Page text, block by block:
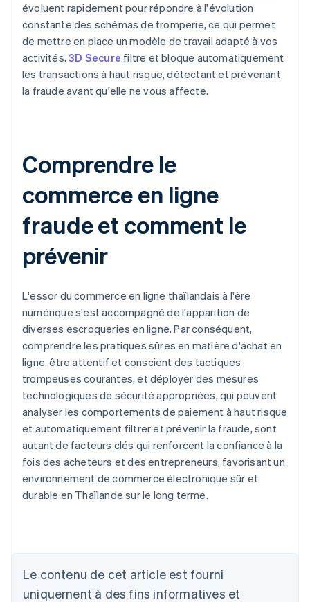
évoluent rapidement pour répondre à l'évolution
constante des schémas de tromperie, ce qui permet
de mettre en place un modèle de travail adapté à vos
activités.3D Secure filtre et bloque automatiquement
les transactions à haut risque, détectant et prévenant
la fraude avant qu'elle ne vous affecte.
Comprendre le
commerce en ligne
fraude et comment le
prévenir
L'essor du commerce en ligne thaïlandais à l'ère
numérique s'est accompagné de l'apparition de
diverses escroqueries en ligne. Par conséquent,
comprendre les pratiques sûres en matière d'achat en
ligne, être attentif et conscient des tactiques
trompeuses courantes, et déployer des mesures
technologiques de sécurité appropriées, qui peuvent
analyser les comportements de paiement à haut risque
et automatiquement filtrer et prévenir la fraude, sont
autant de facteurs clés qui renforcent la confiance à la
fois des acheteurs et des entrepreneurs, favorisant un
environnement de commerce électronique sûr et
durable en Thaïlande sur le long terme.
Le contenu de cet article est fourni
uniquement à des fins informatives et
Allemagne
DeutschEnglish